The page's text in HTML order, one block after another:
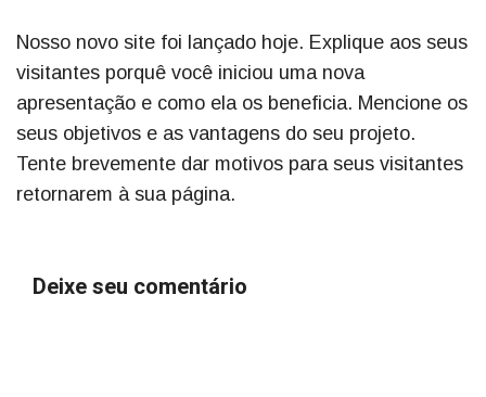
Nosso novo site foi lançado hoje. Explique aos seus
visitantes porquê você iniciou uma nova
apresentação e como ela os beneficia. Mencione os
seus objetivos e as vantagens do seu projeto.
Tente brevemente dar motivos para seus visitantes
retornarem à sua página.
Deixe seu comentário